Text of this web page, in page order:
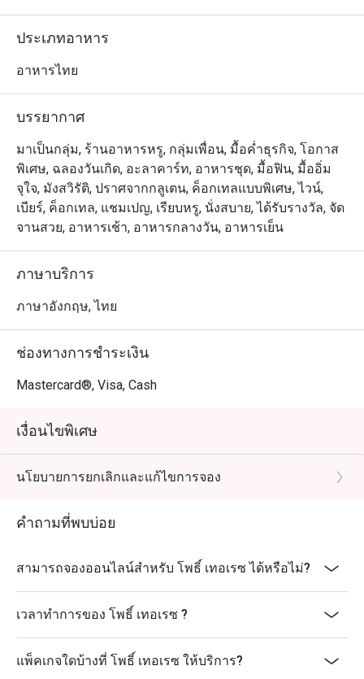
เผ็ดร้อนจากมาเลเซีย เมนูที่เต็มเปี่ยมด้วยรสชาติและชีวิต
ชีวาในสไตล์ฮกเกี้ยน และแกงพม่าเข้มข้นหอมมัน ไปจนถึง
คือหมูฮ้อง ที่ทางร้านนำหมูสามชั้นมาตุ๋นจนเนื้อนุ่มชุ่มฉ่ำ
ประเภทอาหาร
อาหารไทย
บรรยากาศ
มาเป็นกลุ่ม, ร้านอาหารหรู, กลุ่มเพื่อน, มื้อค่ำธุรกิจ, โอกาส
พิเศษ, ฉลองวันเกิด, อะลาคาร์ท, อาหารชุด, มื้อฟิน, มื้ออิ่ม
จุใจ, มังสวิรัติ, ปราศจากกลูเตน, ค็อกเทลแบบพิเศษ, ไวน์,
เบียร์, ค็อกเทล, แชมเปญ, เรียบหรู, นั่งสบาย, ได้รับรางวัล, จัด
จานสวย, อาหารเช้า, อาหารกลางวัน, อาหารเย็น
ภาษาบริการ
ภาษาอังกฤษ, ไทย
ช่องทางการชำระเงิน
Mastercard®, Visa, Cash
เงื่อนไขพิเศษ
นโยบายการยกเลิกและแก้ไขการจอง
คำถามที่พบบ่อย
สามารถจองออนไลน์สำหรับ โพธิ์ เทอเรซ ได้หรือไม่?
เวลาทำการของ โพธิ์ เทอเรซ ?
แพ็คเกจใดบ้างที่ โพธิ์ เทอเรซ ให้บริการ?